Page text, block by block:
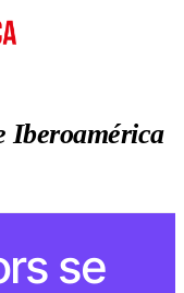
Iberoamérica
se